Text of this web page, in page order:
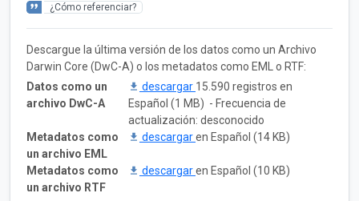
¿Cómo referenciar?
Descargue la última versión de los datos como un Archivo
Darwin Core (DwC-A) o los metadatos como EML o RTF:
Datos como un
archivo DwC-A
descargar 15.590 registros en
Español (1 MB) - Frecuencia de
actualización: desconocido
Metadatos como
un archivo EML
descargaren Español (14 KB)
Metadatos como
un archivo RTF
descargaren Español (10 KB)